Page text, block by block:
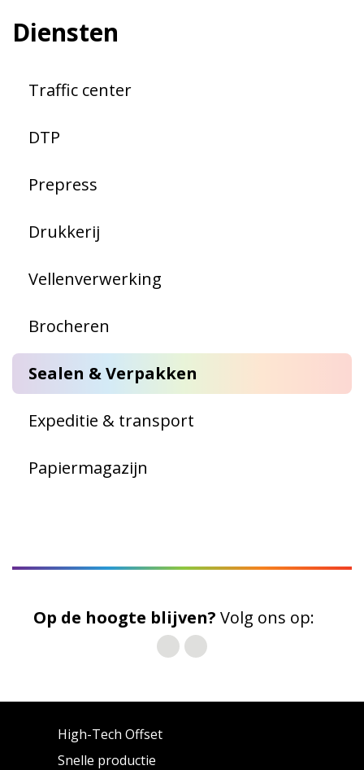
Diensten
Traffic center
DTP
Prepress
Drukkerij
Vellenverwerking
Brocheren
Sealen & Verpakken
Expeditie & transport
Papiermagazijn
Op de hoogte blijven? Volg ons op:
High-Tech Offset
Snelle productie